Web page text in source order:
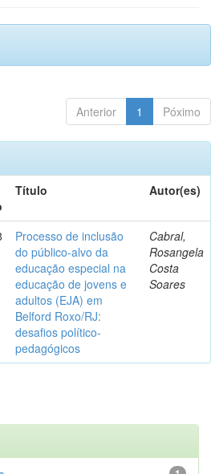
Anterior 1 Póximo
Título Autor(es)
Processo de inclusão
do público-alvo da
educação especial na
educação de jovens e
adultos (EJA) em
Belford Roxo/RJ:
desafios político-
pedagógicos
Cabral,
Rosangela
Costa
Soares